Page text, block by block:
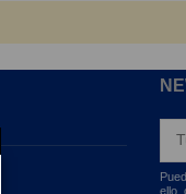
ello,